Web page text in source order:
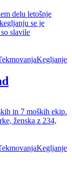
delu letošnje
se je
slavile
Kegljanje
in 7 moških ekip.
ženska z 234,
Kegljanje